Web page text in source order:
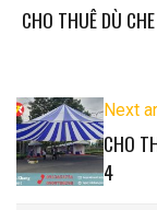
CHO THUÊ DÙ
Next
CHO
4